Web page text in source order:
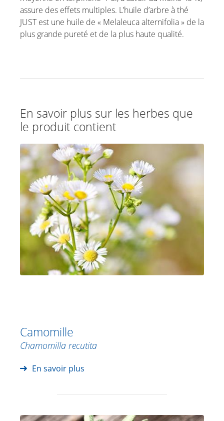
assure des effets multiples. L’huile d’arbre à thé
JUST est une huile de « Melaleuca alternifolia » de la
plus grande pureté et de la plus haute qualité.
En savoir plus sur les herbes que
le produit contient
Camomille
Chamomilla recutita
En savoir plus